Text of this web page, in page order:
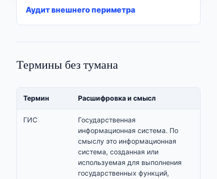
Аудит внешнего периметра
Термины без тумана
Термин Расшифровка и смысл
ГИС
Государственная
информационная система. По
смыслу это информационная
система, созданная или
используемая для выполнения
государственных функций,